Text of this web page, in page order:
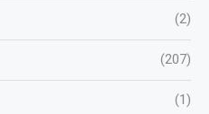
(2)
(207)
(1)